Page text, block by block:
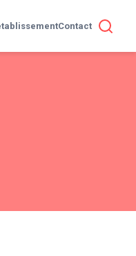
Contact